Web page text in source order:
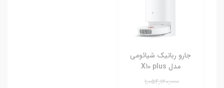
جارو رباتیک شیائومی
مدل X10 plus
1,054,120,000